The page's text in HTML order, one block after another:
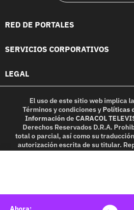
RED DE PORTALES
SERVICIOS CORPORATIVOS
LEGAL
El uso de este sitio web implica
Términos y condicionesy Políticas
InformacióndeCARACOL
Derechos Reservados D.R.A.
total o parcial, así como su
autorización escrita de su titular.
in part, or translation without